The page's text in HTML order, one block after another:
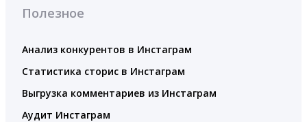
Полезное
Анализ конкурентов в Инстаграм
Статистика сторис в Инстаграм
Выгрузка комментариев из Инстаграм
Аудит Инстаграм